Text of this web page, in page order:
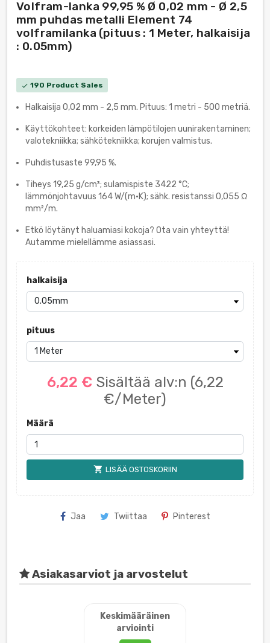
Volfram-lanka 99,95 % Ø 0,02 mm - Ø 2,5
mm puhdas metalli Element 74
volframilanka (pituus : 1 Meter, halkaisija
: 0.05mm)
check 190 Product Sales
Halkaisija 0,02 mm - 2,5 mm. Pituus: 1 metri - 500 metriä.
Käyttökohteet: korkeiden lämpötilojen uunirakentaminen;
valotekniikka; sähkötekniikka; korujen valmistus.
Puhdistusaste 99,95 %.
Tiheys 19,25 g/cm³; sulamispiste 3422 °C;
lämmönjohtavuus 164 W/(m·K); sähk. resistanssi 0,055 Ω
mm²/m.
Etkö löytänyt haluamiasi kokoja? Ota vain yhteyttä!
Autamme mielellämme asiassasi.
halkaisija
pituus
6,22 € Sisältää alv:n (6,22
€/Meter)
Määrä
shopping_cart LISÄÄ OSTOSKORIIN
Jaa Twiittaa Pinterest
Asiakasarviot ja arvostelut
Keskimääräinen
arviointi